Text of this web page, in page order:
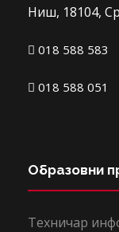
Ниш, 18104,
018 588 583
018 588 051
Образовни
Техничар